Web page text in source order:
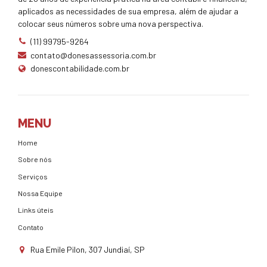
aplicados as necessidades de sua empresa, além de ajudar a
colocar seus números sobre uma nova perspectiva.
(11) 99795-9264
contato@donesassessoria.com.br
donescontabilidade.com.br
MENU
Home
Sobre nós
Serviços
Nossa Equipe
Links úteis
Contato
Rua Emile Pilon, 307 Jundiaí, SP